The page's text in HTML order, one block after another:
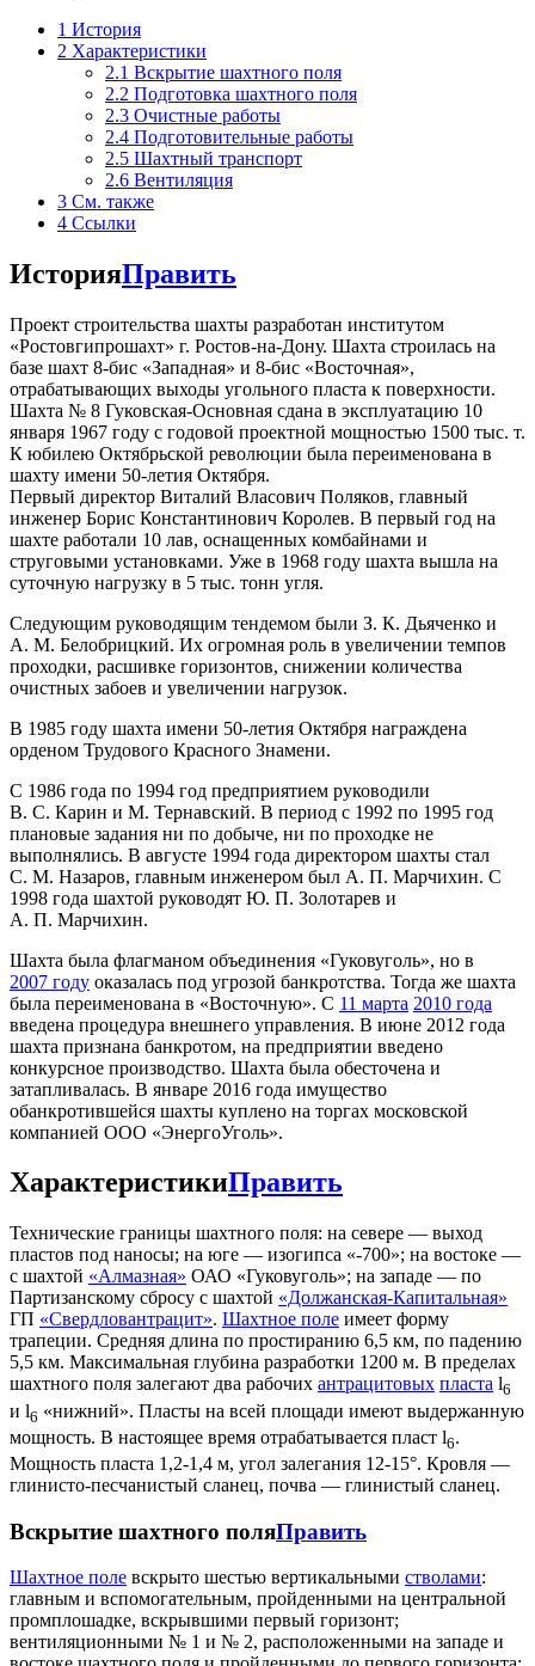
1 История
2 Характеристики
2.1 Вскрытие шахтного поля
2.2 Подготовка шахтного поля
2.3 Очистные работы
2.4 Подготовительные работы
2.5 Шахтный транспорт
2.6 Вентиляция
3 См. также
4 Ссылки
ИсторияПравить
Проект строительства шахты разработан институтом
«Ростовгипрошахт» г. Ростов-на-Дону. Шахта строилась на
базе шахт 8-бис «Западная» и 8-бис «Восточная»,
отрабатывающих выходы угольного пласта к поверхности.
Шахта № 8 Гуковская-Основная сдана в эксплуатацию 10
января 1967 году с годовой проектной мощностью 1500 тыс. т.
К юбилею Октябрьской революции была переименована в
шахту имени 50-летия Октября.
Первый директор Виталий Власович Поляков, главный
инженер Борис Константинович Королев. В первый год на
шахте работали 10 лав, оснащенных комбайнами и
струговыми установками. Уже в 1968 году шахта вышла на
суточную нагрузку в 5 тыс. тонн угля.
Следующим руководящим тендемом были З. К. Дьяченко и
А. М. Белобрицкий. Их огромная роль в увеличении темпов
проходки, расшивке горизонтов, снижении количества
очистных забоев и увеличении нагрузок.
В 1985 году шахта имени 50-летия Октября награждена
орденом Трудового Красного Знамени.
С 1986 года по 1994 год предприятием руководили
В. С. Карин и М. Тернавский. В период с 1992 по 1995 год
плановые задания ни по добыче, ни по проходке не
выполнялись. В августе 1994 года директором шахты стал
С. М. Назаров, главным инженером был А. П. Марчихин. С
1998 года шахтой руководят Ю. П. Золотарев и
А. П. Марчихин.
Шахта была флагманом объединения «Гуковуголь», но в
2007 году оказалась под угрозой банкротства. Тогда же шахта
была переименована в «Восточную». С 11 марта 2010 года
введена процедура внешнего управления. В июне 2012 года
шахта признана банкротом, на предприятии введено
конкурсное производство. Шахта была обесточена и
затапливалась. В январе 2016 года имущество
обанкротившейся шахты куплено на торгах московской
компанией ООО «ЭнергоУголь».
ХарактеристикиПравить
Технические границы шахтного поля: на севере — выход
пластов под наносы; на юге — изогипса «-700»; на востоке —
с шахтой «Алмазная» ОАО «Гуковуголь»; на западе — по
Партизанскому сбросу с шахтой «Должанская-Капитальная»
ГП «Свердловантрацит». Шахтное поле имеет форму
трапеции. Средняя длина по простиранию 6,5 км, по падению
5,5 км. Максимальная глубина разработки 1200 м. В пределах
шахтного поля залегают два рабочих антрацитовых пласта l6
и l6 «нижний». Пласты на всей площади имеют выдержанную
мощность. В настоящее время отрабатывается пласт l6.
Мощность пласта 1,2-1,4 м, угол залегания 12-15°. Кровля —
глинисто-песчанистый сланец, почва — глинистый сланец.
Вскрытие шахтного поляПравить
Шахтное поле вскрыто шестью вертикальными стволами:
главным и вспомогательным, пройденными на центральной
промплошадке, вскрывшими первый горизонт;
вентиляционными № 1 и № 2, расположенными на западе и